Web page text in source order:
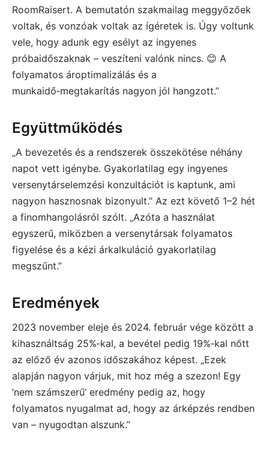
RoomRaisert. A bemutatón szakmailag meggyőzőek
voltak, és vonzóak voltak az ígéretek is. Úgy voltunk
vele, hogy adunk egy esélyt az ingyenes
próbaidőszaknak – veszíteni valónk nincs. 😊 A
folyamatos ároptimalizálás és a
munkaidő‑megtakarítás nagyon jól hangzott.”
Együttműködés
„A bevezetés és a rendszerek összekötése néhány
napot vett igénybe. Gyakorlatilag egy ingyenes
versenytárselemzési konzultációt is kaptunk, ami
nagyon hasznosnak bizonyult.” Az ezt követő 1–2 hét
a finomhangolásról szólt. „Azóta a használat
egyszerű, miközben a versenytársak folyamatos
figyelése és a kézi árkalkuláció gyakorlatilag
megszűnt.”
Eredmények
2023 november eleje és 2024. február vége között a
kihasználtság 25%‑kal, a bevétel pedig 19%‑kal nőtt
az előző év azonos időszakához képest. „Ezek
alapján nagyon várjuk, mit hoz még a szezon! Egy
’nem számszerű’ eredmény pedig az, hogy
folyamatos nyugalmat ad, hogy az árképzés rendben
van – nyugodtan alszunk.”